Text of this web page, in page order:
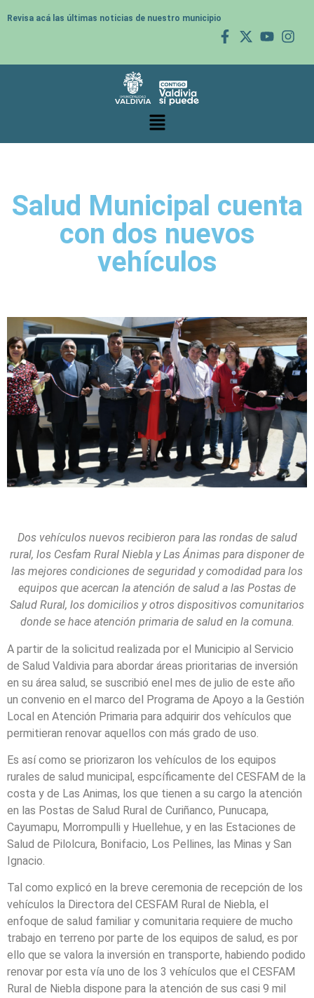
Revisa acá las últimas noticias de nuestro municipio
Salud Municipal cuenta
con dos nuevos
vehículos
Dos vehículos nuevos recibieron para las rondas de salud
rural, los Cesfam Rural Niebla y Las Ánimas para disponer de
las mejores condiciones de seguridad y comodidad para los
equipos que acercan la atención de salud a las Postas de
Salud Rural, los domicilios y otros dispositivos comunitarios
donde se hace atención primaria de salud en la comuna.
A partir de la solicitud realizada por el Municipio al Servicio
de Salud Valdivia para abordar áreas prioritarias de inversión
en su área salud, se suscribió enel mes de julio de este año
un convenio en el marco del Programa de Apoyo a la Gestión
Local en Atención Primaria para adquirir dos vehículos que
permitieran renovar aquellos con más grado de uso.
Es así como se priorizaron los vehículos de los equipos
rurales de salud municipal, espcíficamente del CESFAM de la
costa y de Las Animas, los que tienen a su cargo la atención
en las Postas de Salud Rural de Curiñanco, Punucapa,
Cayumapu, Morrompulli y Huellehue, y en las Estaciones de
Salud de Pilolcura, Bonifacio, Los Pellines, las Minas y San
Ignacio.
Tal como explicó en la breve ceremonia de recepción de los
vehículos la Directora del CESFAM Rural de Niebla, el
enfoque de salud familiar y comunitaria requiere de mucho
trabajo en terreno por parte de los equipos de salud, es por
ello que se valora la inversión en transporte, habiendo podido
renovar por esta vía uno de los 3 vehículos que el CESFAM
Rural de Niebla dispone para la atención de sus casi 9 mil